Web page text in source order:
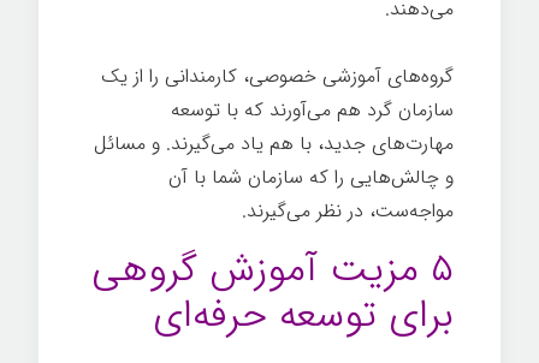
می‌دهند.
گروه‌های آموزشی خصوصی، کارمندانی را از یک
سازمان گرد هم می‌آورند که با توسعه
مهارت‌های جدید، با هم یاد می‌گیرند. و مسائل
و چالش‌هایی را که سازمان شما با آن
مواجه‌ست، در نظر می‌گیرند.
۵ مزیت آموزش گروهی
برای توسعه حرفه‌ای